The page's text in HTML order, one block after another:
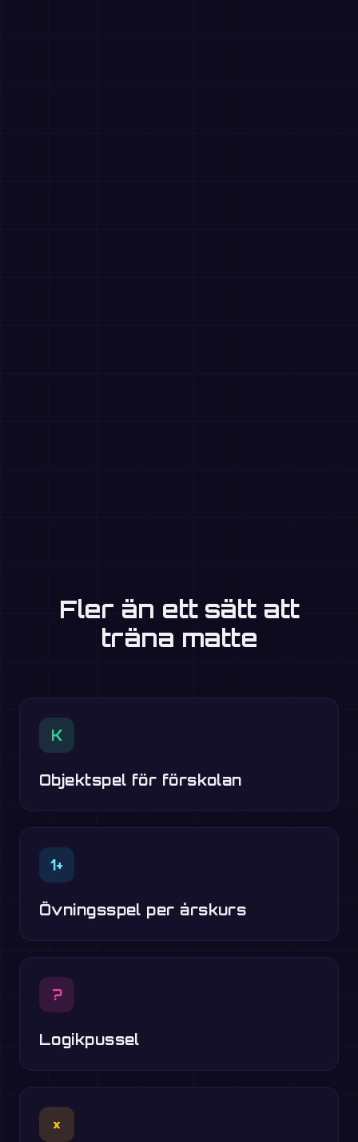
Fler än ett sätt att
träna matte
K
Objektspel för förskolan
1+
Övningsspel per årskurs
?
Logikpussel
×